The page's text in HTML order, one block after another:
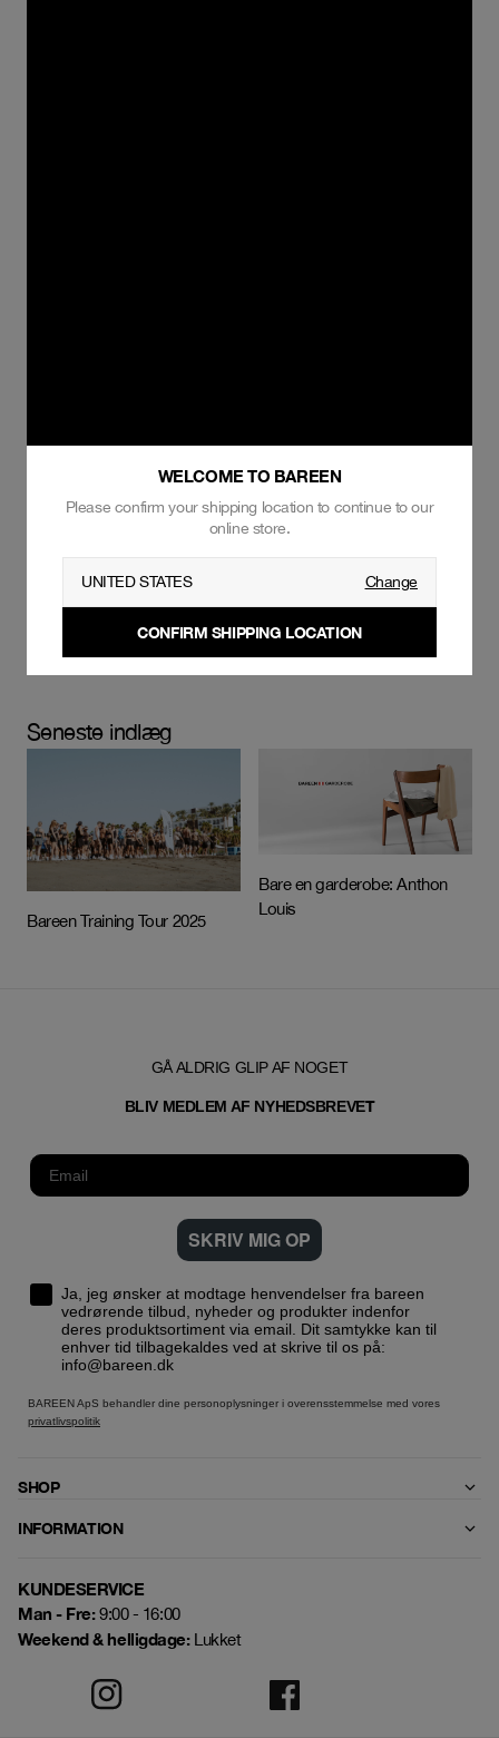
Seneste indlæg
Bareen Training Tour 2025
Bare en garderobe: Anthon
Louis
GÅ ALDRIG GLIP AF NOGET
BLIV MEDLEM AF NYHEDSBREVET
SKRIV MIG OP
Ja, jeg ønsker at modtage henvendelser fra bareen
vedrørende tilbud, nyheder og produkter indenfor
deres produktsortiment via email. Dit samtykke kan til
enhver tid tilbagekaldes ved at skrive til os på:
info@bareen.dk
BAREEN ApS behandler dine personoplysninger i overensstemmelse med vores
privatlivspolitik
SHOP
INFORMATION
KUNDESERVICE
Man - Fre:9:00 - 16:00
Weekend & helligdage:Lukket
WELCOME TO BAREEN
Please confirm your shipping location to continue to our
online store.
UNITED STATES Change
CONFIRM SHIPPING LOCATION